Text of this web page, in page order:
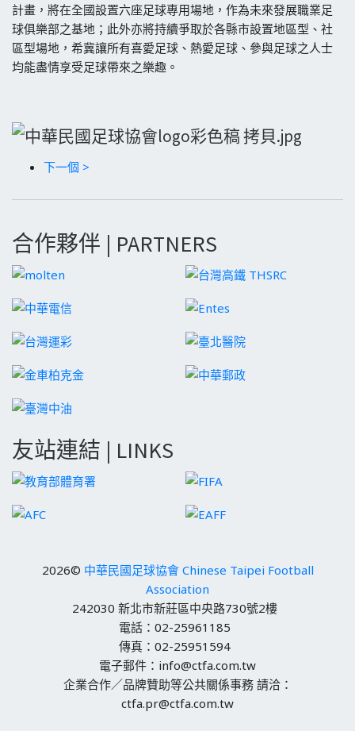
計畫，將在全國設置六座足球專用場地，作為未來發展職業足
球俱樂部之基地；此外亦將持續爭取於各縣市設置地區型、社
區型場地，希冀讓所有喜愛足球、熱愛足球、參與足球之人士
均能盡情享受足球帶來之樂趣。
下一個 >
合作夥伴 | PARTNERS
友站連結 | LINKS
2026© 中華民國足球協會 Chinese Taipei Football
Association
242030 新北市新莊區中央路730號2樓
電話：02-25961185
傳真：02-25951594
電子郵件：info@ctfa.com.tw
企業合作／品牌贊助等公共關係事務 請洽：
ctfa.pr@ctfa.com.tw